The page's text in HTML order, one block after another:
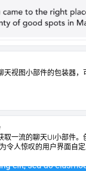
天视图小部件的包装器
取一流的聊天UI小部件
令人惊叹的用户界面自